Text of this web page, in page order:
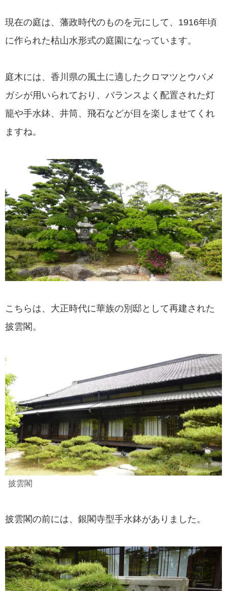
現在の庭は、藩政時代のものを元にして、1916年頃
に作られた枯山水形式の庭園になっています。
庭木には、香川県の風土に適したクロマツとウバメ
ガシが用いられており、バランスよく配置された灯
籠や手水鉢、井筒、飛石などが目を楽しませてくれ
ますね。
こちらは、大正時代に華族の別邸として再建された
披雲閣。
披雲閣
披雲閣の前には、銀閣寺型手水鉢がありました。